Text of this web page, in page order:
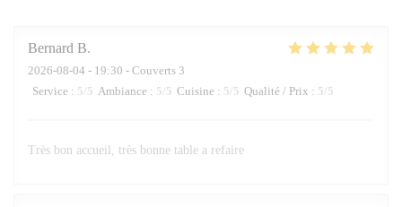
Bernard B
2026-08-04 - 19:30 - Couverts 3
Service : 5/5 Ambiance : 5/5 Cuisine : 5/5 Qualité / Prix : 5/5
Très bon accueil, très bonne table a refaire